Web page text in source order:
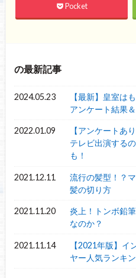
Pocket
の最新記事
2024.05.23
【最新】皇室は
アンケート結果
2022.01.09
【アンケートあ
テレビ出演する
も！
2021.12.11
流行の髪型！？
髪の切り方
2021.11.20
炎上！トンボ鉛
なのか？
2021.11.14
【2021年版】イ
ヤー人気ランキ